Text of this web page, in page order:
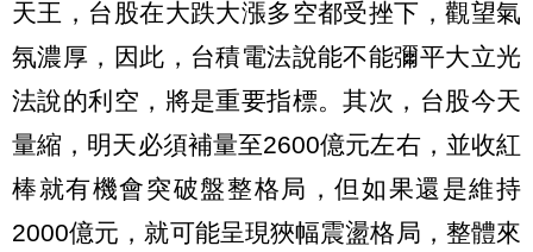
天王，台股在大跌大漲多空都受挫下，觀望氣
氛濃厚，因此，台積電法說能不能彌平大立光
法說的利空，將是重要指標。其次，台股今天
量縮，明天必須補量至2600億元左右，並收紅
棒就有機會突破盤整格局，但如果還是維持
2000億元，就可能呈現狹幅震盪格局，整體來